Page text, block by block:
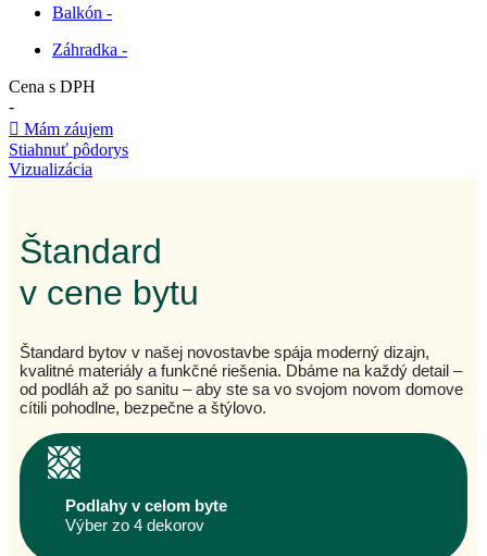
Balkón -
Záhradka -
Cena s DPH
-
Mám záujem
Stiahnuť pôdorys
Vizualizácia
Štandard
v cene bytu
Štandard bytov v našej novostavbe spája moderný dizajn,
kvalitné materiály a funkčné riešenia. Dbáme na každý detail –
od podláh až po sanitu – aby ste sa vo svojom novom domove
cítili pohodlne, bezpečne a štýlovo.
Podlahy v celom byte
Výber zo 4 dekorov